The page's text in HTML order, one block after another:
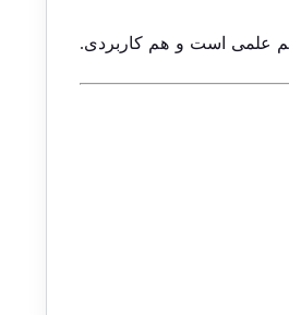
علمی است و هم کاربردی.